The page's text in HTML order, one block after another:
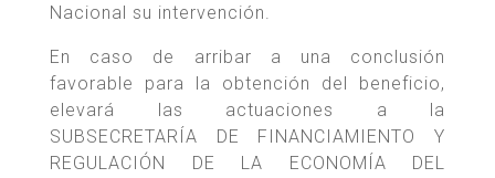
Nacional su intervención.
En caso de arribar a una conclusión
favorable para la obtención del beneficio,
elevará las actuaciones a la
SUBSECRETARÍA DE FINANCIAMIENTO Y
REGULACIÓN DE LA ECONOMÍA DEL